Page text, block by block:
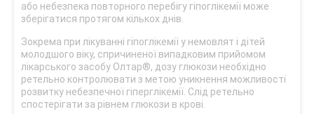
або небезпека повторного перебігу гіпоглікемії може
зберігатися протягом кількох днів.
Зокрема при лікуванні гіпоглікемії у немовлят і дітей
молодшого віку, спричиненої випадковим прийомом
лікарського засобу Олтар®, дозу глюкози необхідно
ретельно контролювати з метою уникнення можливості
розвитку небезпечної гіперглікемії. Слід ретельно
спостерігати за рівнем глюкози в крові.